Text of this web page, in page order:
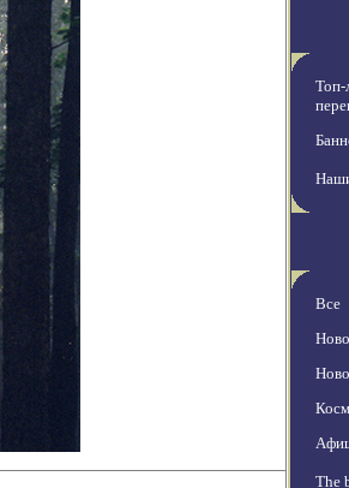
Топ-
Все
The